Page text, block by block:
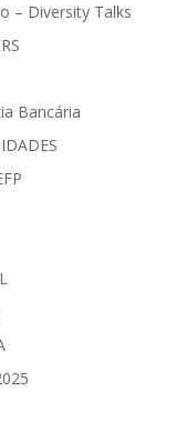
– Diversity Talks
Bancária